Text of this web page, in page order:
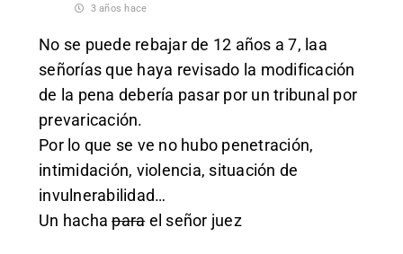
3 años hace
No se puede rebajar de 12 años a 7, laa
señorías que haya revisado la modificación
de la pena debería pasar por un tribunal por
prevaricación.
Por lo que se ve no hubo penetración,
intimidación, violencia, situación de
invulnerabilidad…
Un hachaparael señor juez